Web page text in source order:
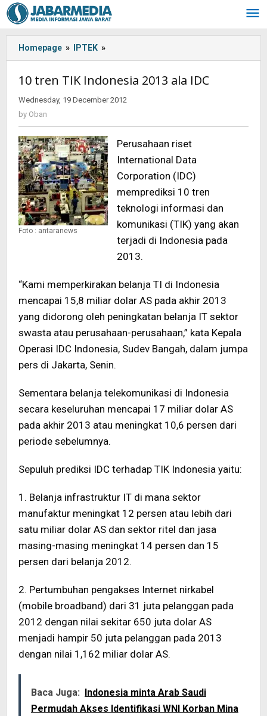
Skip
to
content
Homepage » IPTEK »
tren
Indonesia
2013
10 tren TIK Indonesia 2013 ala IDC
Wednesday, 19 December 2012
by Oban
Foto : antaranews
Perusahaan riset
International Data
Corporation (IDC)
memprediksi 10 tren
teknologi informasi dan
komunikasi (TIK) yang akan
terjadi di Indonesia pada
2013.
“Kami memperkirakan belanja TI di Indonesia
mencapai 15,8 miliar dolar AS pada akhir 2013
yang didorong oleh peningkatan belanja IT sektor
swasta atau perusahaan-perusahaan,” kata Kepala
Operasi IDC Indonesia, Sudev Bangah, dalam jumpa
pers di Jakarta, Senin.
Sementara belanja telekomunikasi di Indonesia
secara keseluruhan mencapai 17 miliar dolar AS
pada akhir 2013 atau meningkat 10,6 persen dari
periode sebelumnya.
Sepuluh prediksi IDC terhadap TIK Indonesia yaitu:
1. Belanja infrastruktur IT di mana sektor
manufaktur meningkat 12 persen atau lebih dari
satu miliar dolar AS dan sektor ritel dan jasa
masing-masing meningkat 14 persen dan 15
persen dari belanja 2012.
2. Pertumbuhan pengakses Internet nirkabel
(mobile broadband) dari 31 juta pelanggan pada
2012 dengan nilai sekitar 650 juta dolar AS
menjadi hampir 50 juta pelanggan pada 2013
dengan nilai 1,162 miliar dolar AS.
Baca Juga: Indonesia minta Arab Saudi
Permudah Akses Identifikasi WNI Korban Mina